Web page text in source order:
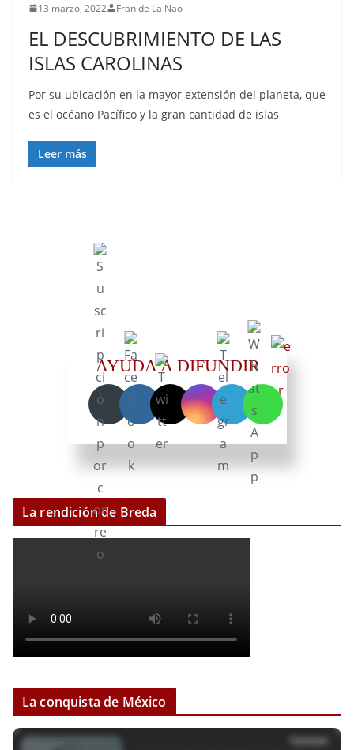
13 marzo, 2022 Fran de La Nao
EL DESCUBRIMIENTO DE LAS
ISLAS CAROLINAS
Por su ubicación en la mayor extensión del planeta, que
es el océano Pacífico y la gran cantidad de islas
Leer más
La rendición de Breda
La conquista de México
AYUDA A DIFUNDIR